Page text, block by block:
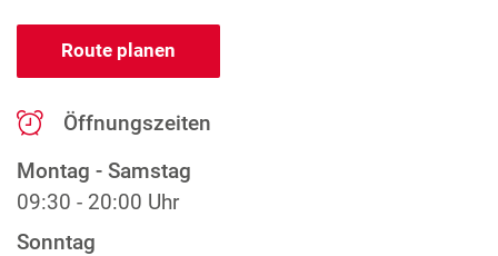
Route planen
Öffnungszeiten
Montag - Samstag
09:30 - 20:00 Uhr
Sonntag